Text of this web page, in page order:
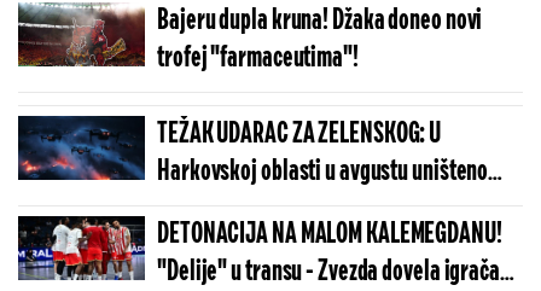
Bajeru dupla kruna! Džaka doneo novi
trofej "farmaceutima"!
TEŽAK UDARAC ZA ZELENSKOG: U
Harkovskoj oblasti u avgustu uništeno
više od 100 „baba jaga“
DETONACIJA NA MALOM KALEMEGDANU!
"Delije" u transu - Zvezda dovela igrača